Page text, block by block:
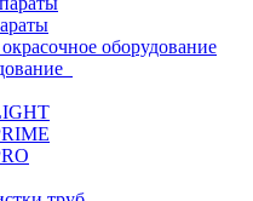
оборудование